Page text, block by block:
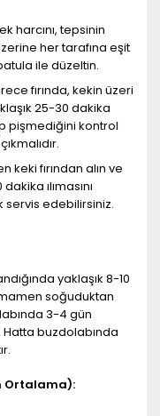
harcını, tepsinin
her tarafına eşit
ile düzeltin.
fırında, kekin üzeri
25-30 dakika
pişmediğini kontrol
keki fırından alın ve
ılımasını
servis edebilirsiniz.
yaklaşık 8-10
soğuduktan
3-4 gün
buzdolabında
Ortalama):